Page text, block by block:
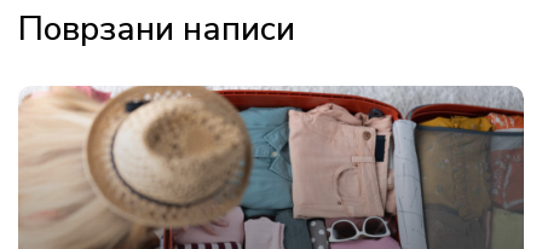
Поврзани написи